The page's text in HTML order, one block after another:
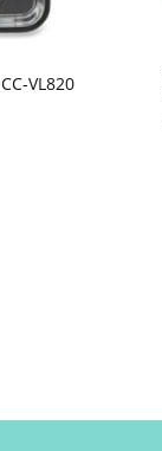
CATEYE VELO 9 有線咪錶 CC-VL820